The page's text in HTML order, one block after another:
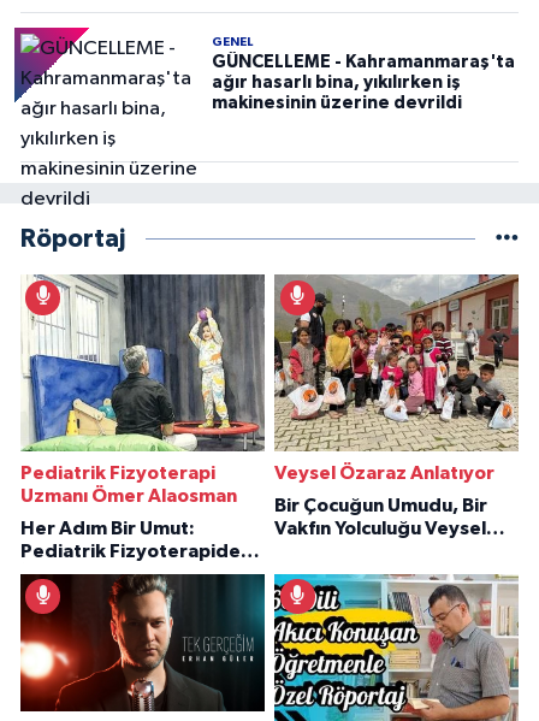
GENEL
GÜNCELLEME - Kahramanmaraş'ta
ağır hasarlı bina, yıkılırken iş
makinesinin üzerine devrildi
Röportaj
Pediatrik Fizyoterapi
Uzmanı Ömer Alaosman
Her Adım Bir Umut:
Pediatrik Fizyoterapiden
İlham Veren Hikâyeler
Veysel Özaraz Anlatıyor
Bir Çocuğun Umudu, Bir
Vakfın Yolculuğu Veysel